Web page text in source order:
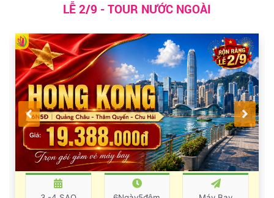
LỄ 2/9 - TOUR NƯỚC NGOÀI